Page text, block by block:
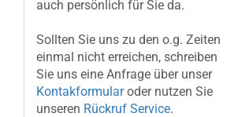
auch persönlich für Sie da.
Sollten Sie uns zu den o.g. Zeiten
einmal nicht erreichen, schreiben
Sie uns eine Anfrage über unser
Kontakformularoder nutzen Sie
unseren Rückruf Service.